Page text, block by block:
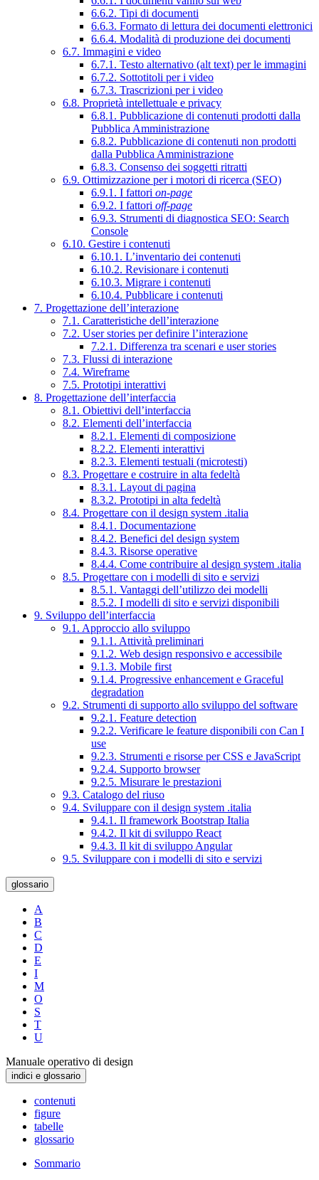
6.6.2. Tipi di documenti
6.6.3. Formato di lettura dei documenti elettronici
6.6.4. Modalità di produzione dei documenti
6.7. Immagini e video
6.7.1. Testo alternativo (alt text) per le immagini
6.7.2. Sottotitoli per i video
6.7.3. Trascrizioni per i video
6.8. Proprietà intellettuale e privacy
6.8.1. Pubblicazione di contenuti prodotti dalla
Pubblica Amministrazione
6.8.2. Pubblicazione di contenuti non prodotti
dalla Pubblica Amministrazione
6.8.3. Consenso dei soggetti ritratti
6.9. Ottimizzazione per i motori di ricerca (SEO)
6.9.1. I fattori on-page
6.9.2. I fattori off-page
6.9.3. Strumenti di diagnostica SEO: Search
Console
6.10. Gestire i contenuti
6.10.1. L’inventario dei contenuti
6.10.2. Revisionare i contenuti
6.10.3. Migrare i contenuti
6.10.4. Pubblicare i contenuti
7. Progettazione dell’interazione
7.1. Caratteristiche dell’interazione
7.2. User stories per definire l’interazione
7.2.1. Differenza tra scenari e user stories
7.3. Flussi di interazione
7.4. Wireframe
7.5. Prototipi interattivi
8. Progettazione dell’interfaccia
8.1. Obiettivi dell’interfaccia
8.2. Elementi dell’interfaccia
8.2.1. Elementi di composizione
8.2.2. Elementi interattivi
8.2.3. Elementi testuali (microtesti)
8.3. Progettare e costruire in alta fedeltà
8.3.1. Layout di pagina
8.3.2. Prototipi in alta fedeltà
8.4. Progettare con il design system .italia
8.4.1. Documentazione
8.4.2. Benefici del design system
8.4.3. Risorse operative
8.4.4. Come contribuire al design system .italia
8.5. Progettare con i modelli di sito e servizi
8.5.1. Vantaggi dell’utilizzo dei modelli
8.5.2. I modelli di sito e servizi disponibili
9. Sviluppo dell’interfaccia
9.1. Approccio allo sviluppo
9.1.1. Attività preliminari
9.1.2. Web design responsivo e accessibile
9.1.3. Mobile first
9.1.4. Progressive enhancement e Graceful
degradation
9.2. Strumenti di supporto allo sviluppo del software
9.2.1. Feature detection
9.2.2. Verificare le feature disponibili con Can I
use
9.2.3. Strumenti e risorse per CSS e JavaScript
9.2.4. Supporto browser
9.2.5. Misurare le prestazioni
9.3. Catalogo del riuso
9.4. Sviluppare con il design system .italia
9.4.1. Il framework Bootstrap Italia
9.4.2. Il kit di sviluppo React
9.4.3. Il kit di sviluppo Angular
9.5. Sviluppare con i modelli di sito e servizi
glossario
A
B
C
D
E
I
M
O
S
T
U
Manuale operativo di design
indici e glossario
contenuti
figure
tabelle
glossario
Sommario